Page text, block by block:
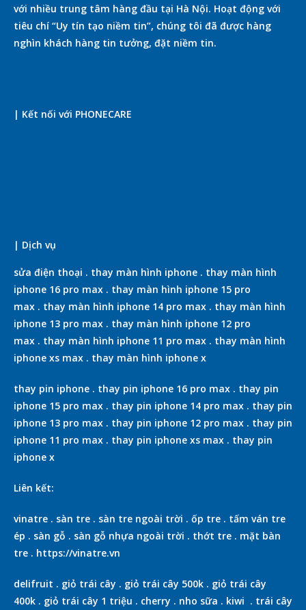
với nhiều trung tâm hàng đầu tại Hà Nội. Hoạt động với
tiêu chí “Uy tín tạo niềm tin”, chúng tôi đã được hàng
nghìn khách hàng tin tưởng, đặt niềm tin.
| Kết nối với PHONECARE
| Dịch vụ
sửa điện thoại . thay màn hình iphone . thay màn hình
iphone 16 pro max . thay màn hình iphone 15 pro
max . thay màn hình iphone 14 pro max . thay màn hình
iphone 13 pro max . thay màn hình iphone 12 pro
max . thay màn hình iphone 11 pro max . thay màn hình
iphone xs max . thay màn hình iphone x
thay pin iphone . thay pin iphone 16 pro max . thay pin
iphone 15 pro max . thay pin iphone 14 pro max . thay pin
iphone 13 pro max . thay pin iphone 12 pro max . thay pin
iphone 11 pro max . thay pin iphone xs max . thay pin
iphone x
Liên kết:
vinatre . sàn tre . sàn tre ngoài trời . ốp tre . tấm ván tre
ép . sàn gỗ . sàn gỗ nhựa ngoài trời . thớt tre . mặt bàn
tre . https://vinatre.vn
delifruit . giỏ trái cây . giỏ trái cây 500k . giỏ trái cây
400k . giỏ trái cây 1 triệu . cherry . nho sữa . kiwi . trái cây